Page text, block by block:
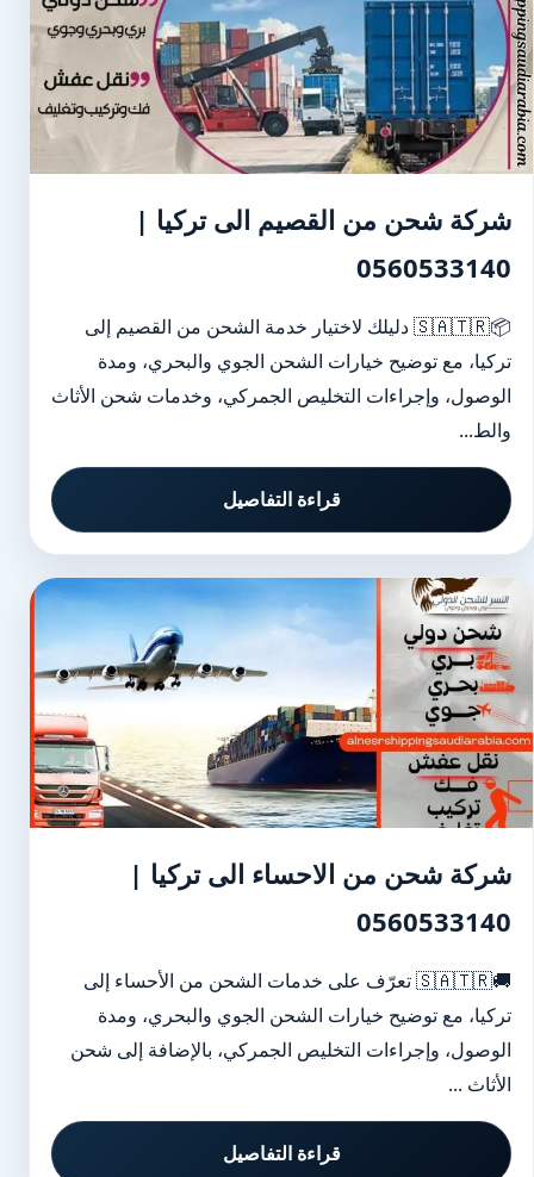
شركة شحن من القصيم الى تركيا |
0560533140
📦🇸🇦🇹🇷 دليلك لاختيار خدمة الشحن من القصيم إلى
تركيا، مع توضيح خيارات الشحن الجوي والبحري، ومدة
الوصول، وإجراءات التخليص الجمركي، وخدمات شحن الأثاث
والط...
قراءة التفاصيل
شركة شحن من الاحساء الى تركيا |
0560533140
🚚🇸🇦🇹🇷 تعرّف على خدمات الشحن من الأحساء إلى
تركيا، مع توضيح خيارات الشحن الجوي والبحري، ومدة
الوصول، وإجراءات التخليص الجمركي، بالإضافة إلى شحن
الأثاث ...
قراءة التفاصيل